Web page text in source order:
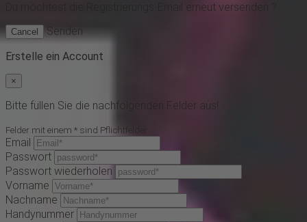
die Registrierungs-Email erneut versenden ?
Cancel
Senden
Erstelle ein Account
×
Bitte füllen Sie die nachfolgenden Felder aus!
Felder mit einem * sind Pflichtfelder
Email
Passwort
Passwort wiederholen
Vorname
Nachname
Handynummer